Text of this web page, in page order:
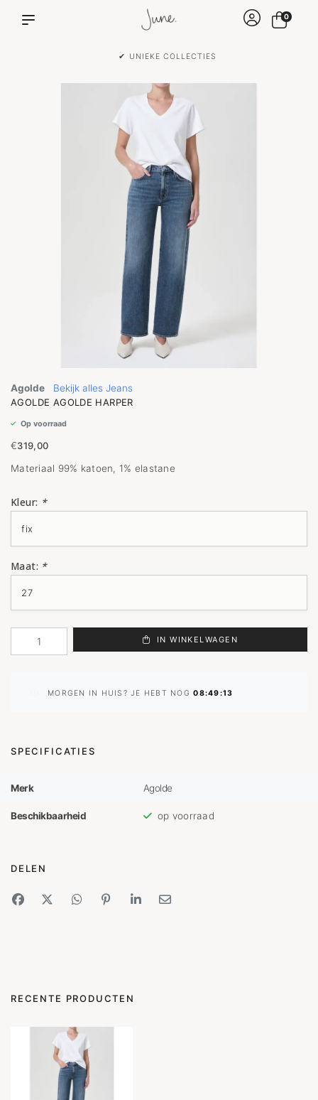
✔ VOOR 15:00 BESTELD IS DEZELFDE DAG VERZONDEN!
0
Agolde
Bekijk alles Jeans
AGOLDE AGOLDE HARPER
Op voorraad
€319,00
Materiaal 99% katoen, 1% elastane
Kleur: *
Maat: *
IN WINKELWAGEN
MORGEN IN HUIS? JE HEBT NOG08:49:13
SPECIFICATIES
Merk Agolde
Beschikbaarheid op voorraad
DELEN
RECENTE PRODUCTEN